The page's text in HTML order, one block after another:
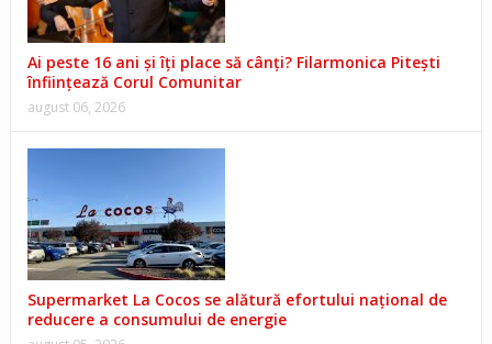
Ai peste 16 ani și îți place să cânți? Filarmonica Pitești
înființează Corul Comunitar
august 06, 2026
Supermarket La Cocos se alătură efortului național de
reducere a consumului de energie